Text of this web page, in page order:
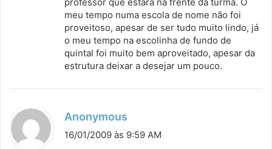
meu tempo numa escola de nome não foi
proveitoso, apesar de ser tudo muito lindo, já
o meu tempo na escolinha de fundo de
quintal foi muito bem aproveitado, apesar da
estrutura deixar a desejar um pouco.
Anonymous
i
16/01/2009 às 9:59 AM